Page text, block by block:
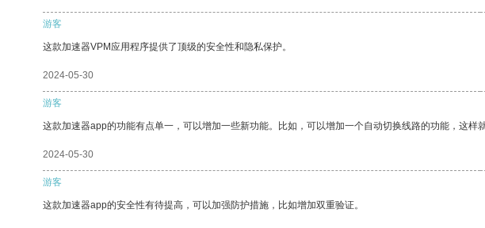
游客
这款加速器VPM应用程序提供了顶级的安全性和隐私保护。
2024-05-30
游客
这款加速器app的功能有点单一，可以增加一些新功能。比如，可以增加一个自动切换线路的功能，这样
2024-05-30
游客
这款加速器app的安全性有待提高，可以加强防护措施，比如增加双重验证。